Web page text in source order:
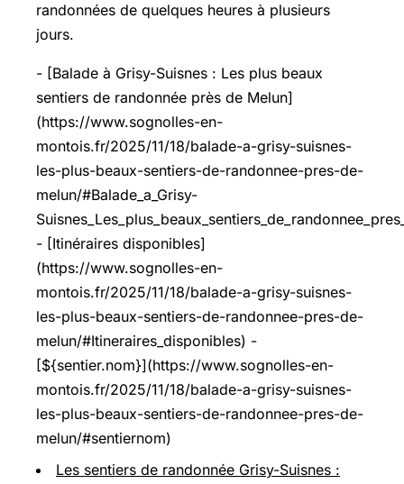
randonnées de quelques heures à plusieurs
jours.
- [Balade à Grisy-Suisnes : Les plus beaux
sentiers de randonnée près de Melun]
(https://www.sognolles-en-
montois.fr/2025/11/18/balade-a-grisy-suisnes-
les-plus-beaux-sentiers-de-randonnee-pres-de-
melun/#Balade_a_Grisy-
- [Itinéraires disponibles]
(https://www.sognolles-en-
montois.fr/2025/11/18/balade-a-grisy-suisnes-
les-plus-beaux-sentiers-de-randonnee-pres-de-
melun/#Itineraires_disponibles) -
[${sentier.nom}](https://www.sognolles-en-
montois.fr/2025/11/18/balade-a-grisy-suisnes-
les-plus-beaux-sentiers-de-randonnee-pres-de-
melun/#sentiernom)
Les sentiers de randonnée Grisy-Suisnes :